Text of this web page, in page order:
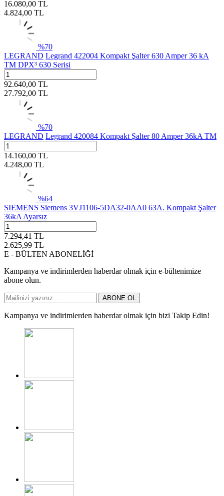
16.080,00 TL
4.824,00 TL
%70
LEGRAND Legrand 422004 Kompakt Şalter 630 Amper 36 kA
TM DPX³ 630 Serisi
92.640,00 TL
27.792,00 TL
%70
LEGRAND Legrand 420084 Kompakt Şalter 80 Amper 36kA TM
14.160,00 TL
4.248,00 TL
%64
SIEMENS Siemens 3VJ1106-5DA32-0AA0 63A. Kompakt Şalter
36kA Ayarsız
7.294,41 TL
2.625,99 TL
E - BÜLTEN ABONELİĞİ
Kampanya ve indirimlerden haberdar olmak için e-bültenimize
abone olun.
ABONE OL
Kampanya ve indirimlerden haberdar olmak için bizi Takip Edin!